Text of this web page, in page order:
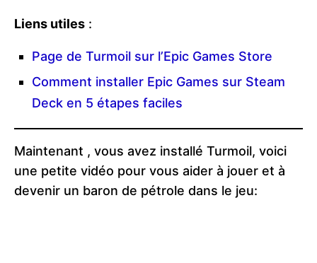
Liens utiles :
Page de Turmoil sur l’Epic Games Store
Comment installer Epic Games sur Steam
Deck en 5 étapes faciles
Maintenant , vous avez installé Turmoil, voici
une petite vidéo pour vous aider à jouer et à
devenir un baron de pétrole dans le jeu: